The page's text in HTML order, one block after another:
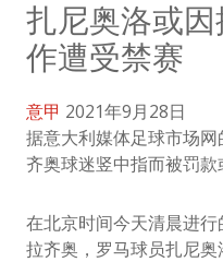
扎尼奥洛或
作遭受禁赛
意甲 2021年9月28日
据意大利媒体足球市场
齐奥球迷竖中指而被罚款
在北京时间今天清晨进
拉齐奥，罗马球员扎尼